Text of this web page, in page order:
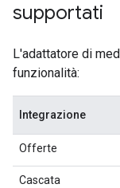
supportati
L'adattatore di
funzionalità:
Integrazione
Offerte
Cascata